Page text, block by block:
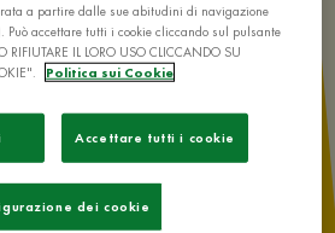
a partire dalle sue abitudini di navigazione
Può accettare tutti i cookie cliccando sul pulsante
RIFIUTARE IL LORO USO CLICCANDO SU
Politica sui Cookie
Accettare tutti i cookie
dei cookie